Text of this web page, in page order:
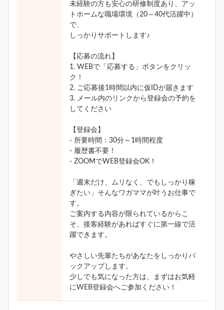
未経験の方も安心の研修制度あり、アッ
トホームな職場環境（20～40代活躍中）
で、
しっかりサポートします♪
【応募の流れ】
1. WEBで「応募する」ボタンをクリッ
ク！
2. ご応募後1時間以内に仮IDが届きます
3. メール内のリンクから登録会の予約を
してください
【登録会】
- 所要時間：30分～1時間程度
- 履歴書不要！
- ZOOMでWEB登録会OK！
「週末だけ、ムリなく、でもしっかり稼
ぎたい」そんなワガママが叶うお仕事で
す。
ご案内する内容が限られているからこ
そ、接客経験があればすぐに第一線で活
躍できます。
やさしい先輩たちがあなたをしっかりバ
ックアップします。
少しでも気になった方は、まずはお気軽
にWEB登録会へご参加ください！